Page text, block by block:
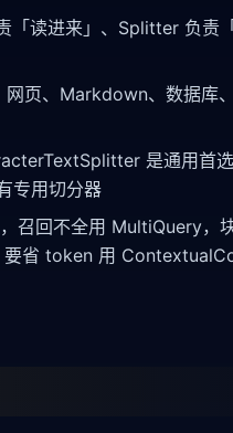
「读进来」、Splitter 负责
页、Markdown、数据库
是通用首
专用切分器
召回不全用 MultiQuery，
要省 token 用